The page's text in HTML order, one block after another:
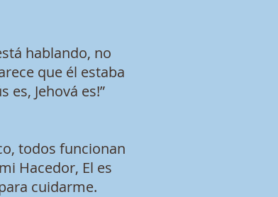
hablando, no
que él estaba
es, Jehová es!”
todos funcionan
Hacedor, El es
cuidarme.